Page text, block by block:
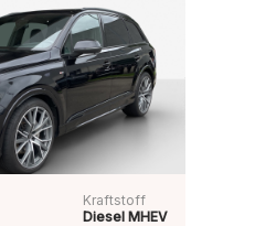
Kraftstoff
Diesel MHEV